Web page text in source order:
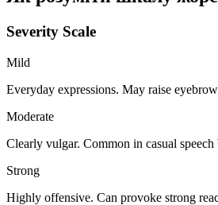
Severity Scale
Mild
Everyday expressions. May raise
Moderate
Clearly vulgar. Common in casual
Strong
Highly offensive. Can provoke strong